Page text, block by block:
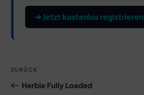
➔ Jetzt kostenlos registrieren
Beitragsnavigation
Vorheriger
Beitrag
ZURÜCK
Herbie Fully Loaded